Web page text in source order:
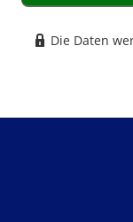
Die Daten